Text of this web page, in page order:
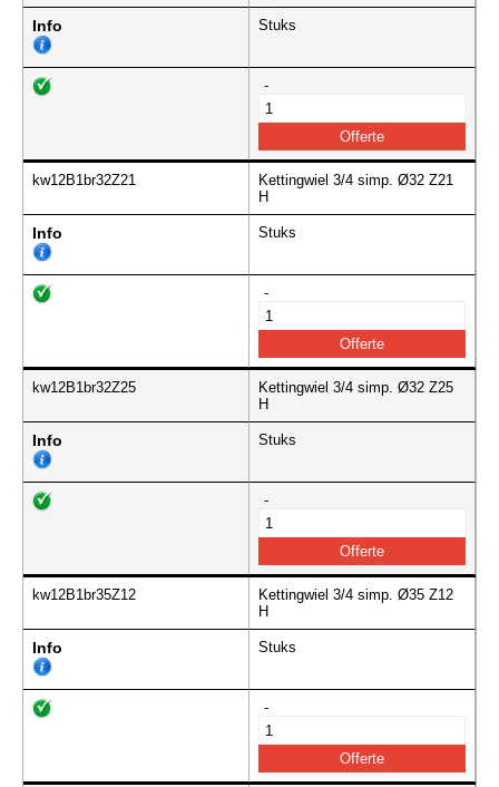
Info Stuks
-
kw12B1br32Z21
Kettingwiel 3/4 simp. Ø32 Z21
H
Info Stuks
-
kw12B1br32Z25
Kettingwiel 3/4 simp. Ø32 Z25
H
Info Stuks
-
kw12B1br35Z12
Kettingwiel 3/4 simp. Ø35 Z12
H
Info Stuks
-